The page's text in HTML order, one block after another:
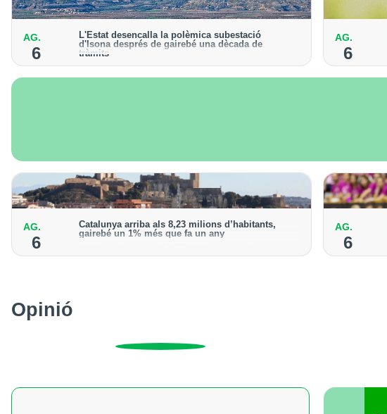
AG.
6
L'Estat desencalla la polèmica subestació
d'Isona després de gairebé una dècada de
tràmits
L’Ajuntament presentarà un recurs contra la resolució
"per intentar impedir la construcció"
AG.
6
AG.
6
Catalunya arriba als 8,23 milions d’habitants,
gairebé un 1% més que fa un any
increment de l’1,3% de la població
AG.
6
Opinió